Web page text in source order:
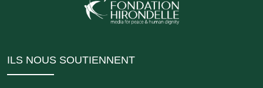
ILS NOUS SOUTIENNENT